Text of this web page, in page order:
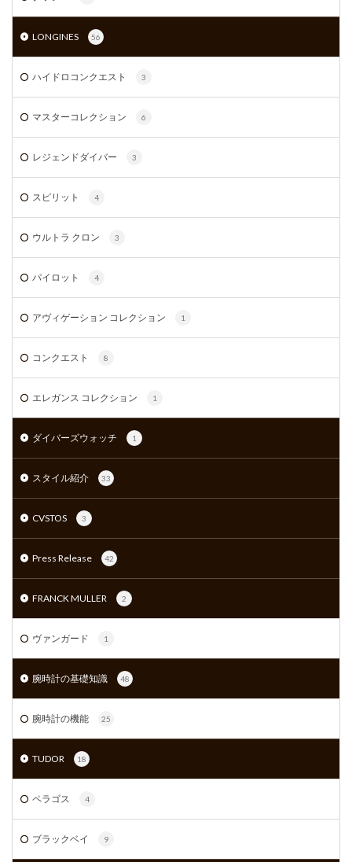
LONGINES 56
ハイドロコンクエスト 3
マスターコレクション 6
レジェンドダイバー 3
スピリット 4
ウルトラ クロン 3
パイロット 4
アヴィゲーション コレクション 1
コンクエスト 8
エレガンス コレクション 1
ダイバーズウォッチ 1
スタイル紹介 33
CVSTOS 3
Press Release 42
FRANCK MULLER 2
ヴァンガード 1
腕時計の基礎知識 48
腕時計の機能 25
TUDOR 18
ペラゴス 4
ブラックベイ 9